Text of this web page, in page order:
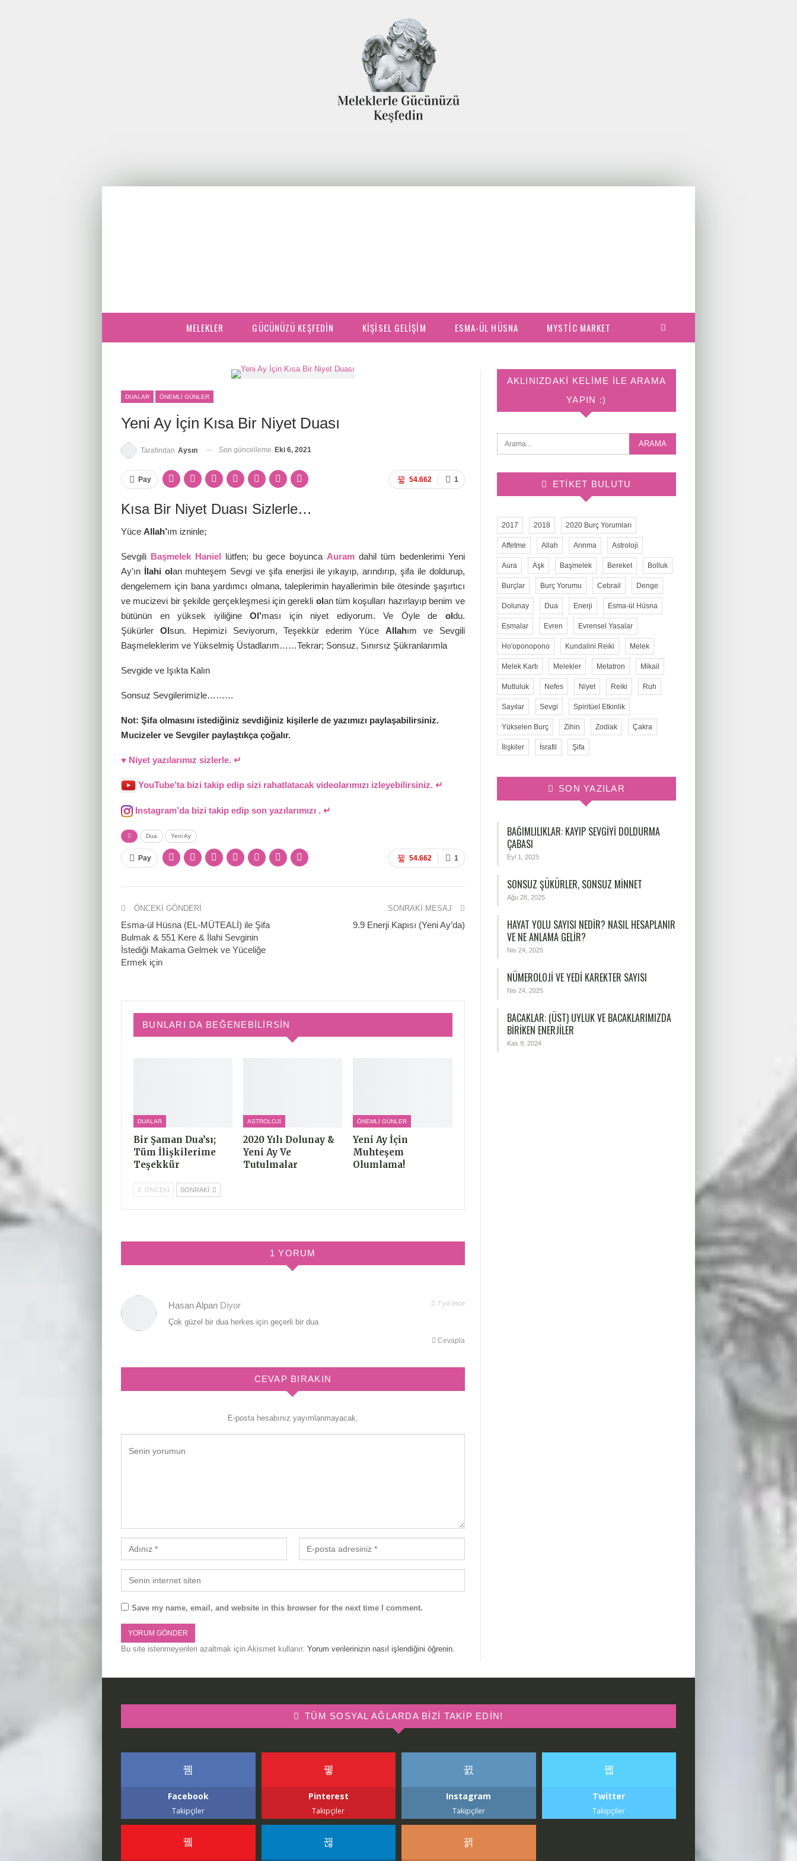
MELEKLER GÜCÜNÜZÜ KEŞFEDIN KIŞISEL GELIŞIM ESMA-ÜL HÜSNA MYSTIC MARKET
DUALAR ÖNEMLI GÜNLER
Yeni Ay İçin Kısa Bir Niyet Duası
Tarafından Aysın Son güncelleme Eki 6, 2021
1
54.662
Pay
Kısa Bir Niyet Duası Sizlerle…
Yüce Allah’ım izninle;
Sevgili Başmelek Haniel lütfen; bu gece boyunca Auram dahil tüm bedenlerimi Yeni
Ay’ın İlahi olan muhteşem Sevgi ve şifa enerjisi ile yıkayıp, arındırıp, şifa ile doldurup,
dengelemem için bana yardımcı olmana, taleplerimin hayallerimin bile ötesinde şaşırtıcı
ve mucizevi bir şekilde gerçekleşmesi için gerekli olan tüm koşulları hazırlayıp benim ve
bütünün en yüksek iyiliğineOl’ması için niyet ediyorum. Ve Öyle de oldu.
Şükürler Olsun. Hepimizi Seviyorum, Teşekkür ederim Yüce Allahım ve Sevgili
Başmeleklerim ve Yükselmiş Üstadlarım……Tekrar; Sonsuz, Sınırsız Şükranlarımla
Sevgide ve Işıkta Kalın
Sonsuz Sevgilerimizle………
Not: Şifa olmasını istediğiniz sevdiğiniz kişilerle de yazımızı paylaşabilirsiniz.
Mucizeler ve Sevgiler paylaştıkça çoğalır.
♥ Niyet yazılarımız sizlerle. ↵
YouTube’ta bizi takip edip sizi rahatlatacak videolarımızı izleyebilirsiniz. ↵
Instagram’da bizi takip edip son yazılarımızı . ↵
Dua Yeni Ay
1
54.662
Pay
ÖNCEKI GÖNDERI
Esma-ül Hüsna (EL-MÜTEALİ) ile Şifa
Bulmak & 551 Kere & İlahi Sevginin
İstediği Makama Gelmek ve Yüceliğe
Ermek için
SONRAKI MESAJ
9.9 Enerji Kapısı (Yeni Ay’da)
BUNLARI DA BEĞENEBILIRSIN
DUALAR
Bir Şaman Dua’sı;
Tüm İlişkilerime
Teşekkür
ASTROLOJI
2020 Yılı Dolunay &
Yeni Ay Ve
Tutulmalar
ÖNEMLI GÜNLER
Yeni Ay İçin
Muhteşem
Olumlama!
ÖNCEKI SONRAKI
1 YORUM
Hasan Alpan Diyor 7 yıl önce
Çok güzel bir dua herkes için geçerli bir dua
Cevapla
CEVAP BIRAKIN
E-posta hesabınız yayımlanmayacak.
Save my name, email, and website in this browser for the next time I comment.
Bu site istenmeyenleri azaltmak için Akismet kullanır. Yorum verilerinizin nasıl işlendiğini öğrenin.
AKLINIZDAKI KELIME ILE ARAMA
YAPIN :)
ETIKET BULUTU
2017 2018 2020 Burç Yorumları
Affetme Allah Arınma Astroloji
Aura Aşk Başmelek Bereket Bolluk
Burçlar Burç Yorumu Cebrail Denge
Dolunay Dua Enerji Esma-ül Hüsna
Esmalar Evren Evrensel Yasalar
Ho'oponopono Kundalini Reiki Melek
Melek Kartı Melekler Metatron Mikail
Mutluluk Nefes Niyet Reiki Ruh
Sayılar Sevgi Spiritüel Etkinlik
Yükselen Burç Zihin Zodiak Çakra
İlişkiler İsrafil Şifa
SON YAZILAR
BAĞIMLILIKLAR: KAYIP SEVGIYI DOLDURMA
ÇABASI
Eyl 1, 2025
SONSUZ ŞÜKÜRLER, SONSUZ MINNET
Ağu 28, 2025
HAYAT YOLU SAYISI NEDIR? NASIL HESAPLANIR
VE NE ANLAMA GELIR?
Nis 24, 2025
NÜMEROLOJİ VE YEDİ KAREKTER SAYISI
Nis 24, 2025
BACAKLAR: (ÜST) UYLUK VE BACAKLARIMIZDA
BIRIKEN ENERJILER
Kas 9, 2024
TÜM SOSYAL AĞLARDA BIZI TAKIP EDIN!
Facebook
Takipçiler
Pinterest
Takipçiler
Instagram
Takipçiler
Twitter
Takipçiler